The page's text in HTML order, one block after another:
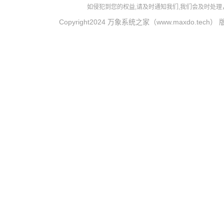
如侵犯到您的权益,请及时通知我们,我们会及时处
Copyright2024 万象系统之家（www.maxdo.tech）